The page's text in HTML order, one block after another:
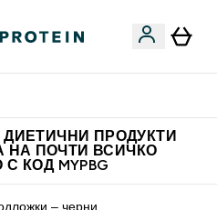
ПРОДУКТИ
НА ПОЧТИ ВСИЧКО
КОД MYPBG
– черни